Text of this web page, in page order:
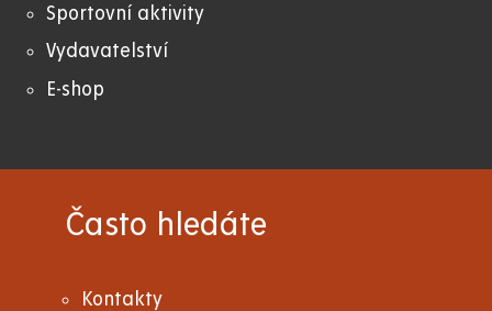
Sportovní aktivity
Vydavatelství
E-shop
Často hledáte
Kontakty